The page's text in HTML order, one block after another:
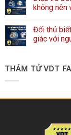
không nên
Đối thủ
giác với
THÁM TỬ VDT